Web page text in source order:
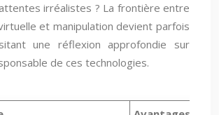
irréalistes ? La frontière entre
et manipulation devient parfois
une réflexion approfondie sur
de ces technologies.